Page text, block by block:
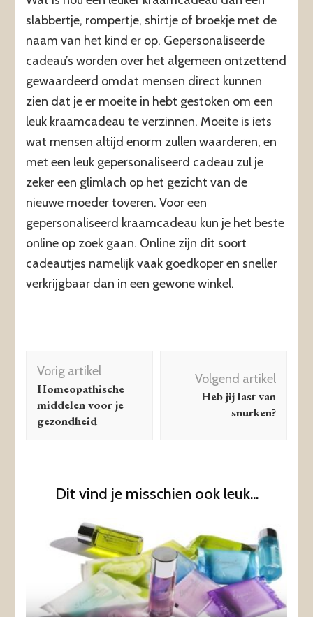
slabbertje, rompertje, shirtje of broekje met de
naam van het kind er op. Gepersonaliseerde
cadeau’s worden over het algemeen ontzettend
gewaardeerd omdat mensen direct kunnen
zien dat je er moeite in hebt gestoken om een
leuk kraamcadeau te verzinnen. Moeite is iets
wat mensen altijd enorm zullen waarderen, en
met een leuk gepersonaliseerd cadeau zul je
zeker een glimlach op het gezicht van de
nieuwe moeder toveren. Voor een
gepersonaliseerd kraamcadeau kun je het beste
online op zoek gaan. Online zijn dit soort
cadeautjes namelijk vaak goedkoper en sneller
verkrijgbaar dan in een gewone winkel.
Berichtnavigatie
Vorig artikel
Homeopathische
middelen voor je
gezondheid
Volgend artikel
Heb jij last van
snurken?
Dit vind je misschien ook leuk...